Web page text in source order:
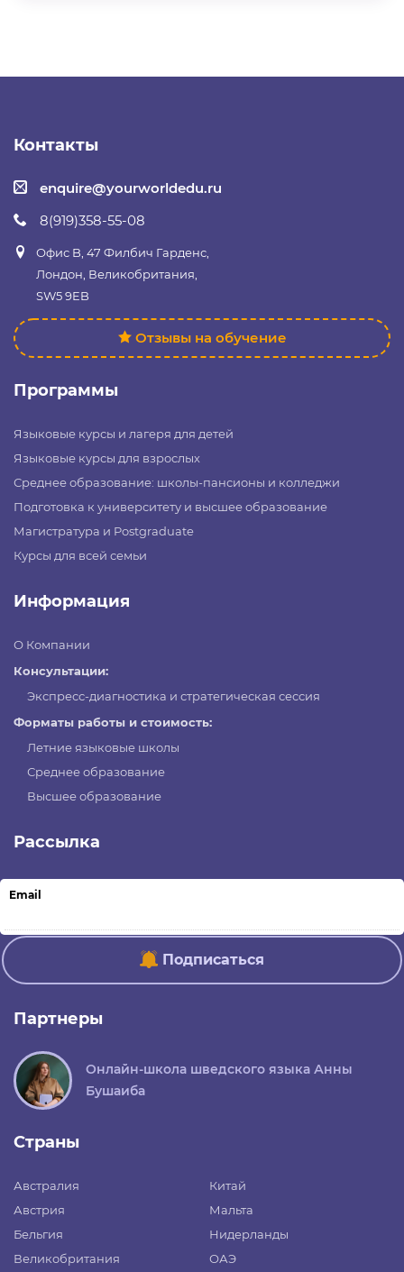
Контакты
enquire@yourworldedu.ru
8(919)358-55-08
Офис B, 47 Филбич Гарденс,
Лондон, Великобритания,
SW5 9EB
Отзывы на обучение
Программы
Языковые курсы и лагеря для детей
Языковые курсы для взрослых
Среднее образование: школы-пансионы и колледжи
Подготовка к университету и высшее образование
Магистратура и Postgraduate
Курсы для всей семьи
Информация
О Компании
Консультации:
Экспресс-диагностика и стратегическая сессия
Форматы работы и стоимость:
Летние языковые школы
Среднее образование
Высшее образование
Рассылка
Email
Подписаться
Партнеры
Онлайн-школа шведского языка Анны
Бушаиба
Страны
Австралия
Австрия
Бельгия
Великобритания
Китай
Мальта
Нидерланды
ОАЭ